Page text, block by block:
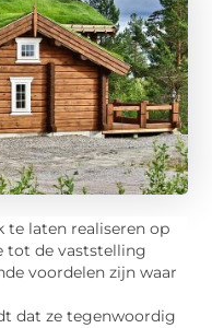
te laten realiseren op
tot de vaststelling
voordelen zijn waar
dat ze tegenwoordig